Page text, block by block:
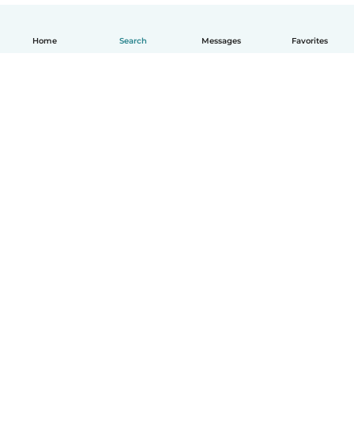
Home Search Messages Favorites